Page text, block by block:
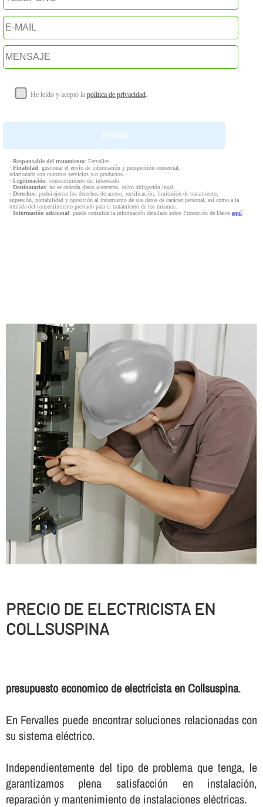
He leído y acepto la política de privacidad.
· Responsable del tratamiento: Fervalles
· Finalidad: gestionar el envío de información y prospección comercial,
relacionada con nuestros servicios y/o productos.
· Legitimación: consentimiento del interesado.
· Destinatarios: no se cederán datos a terceros, salvo obligación legal.
· Derechos: podrá ejercer los derechos de acceso, rectificación, limitación de tratamiento,
supresión, portabilidad y oposición al tratamiento de sus datos de carácter personal, así como a la
retirada del consentimiento prestado para el tratamiento de los mismos.
· Información adicional: puede consultar la información detallada sobre Protección de Datos aquí.
PRECIO DE ELECTRICISTA EN
COLLSUSPINA
presupuesto economico de electricista en Collsuspina.
En Fervalles puede encontrar soluciones relacionadas con
su sistema eléctrico.
Independientemente del tipo de problema que tenga, le
garantizamos plena satisfacción en instalación,
reparación y mantenimiento de instalaciones eléctricas.